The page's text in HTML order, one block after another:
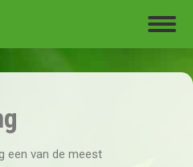
een van de meest